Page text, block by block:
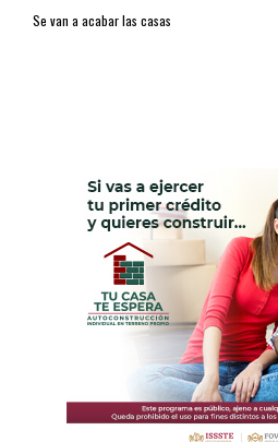
Se van a acabar las casas